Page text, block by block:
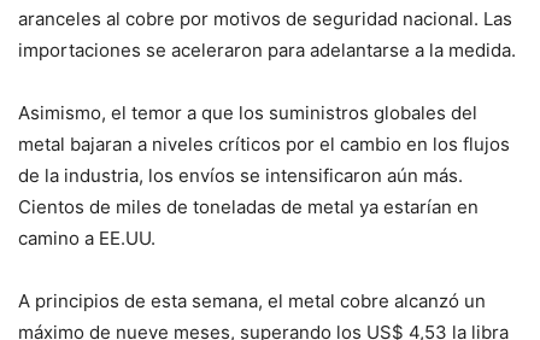
aranceles al cobre por motivos de seguridad nacional. Las
importaciones se aceleraron para adelantarse a la medida.
Asimismo, el temor a que los suministros globales del
metal bajaran a niveles críticos por el cambio en los flujos
de la industria, los envíos se intensificaron aún más.
Cientos de miles de toneladas de metal ya estarían en
camino a EE.UU.
A principios de esta semana, el metal cobre alcanzó un
máximo de nueve meses, superando los US$ 4,53 la libra